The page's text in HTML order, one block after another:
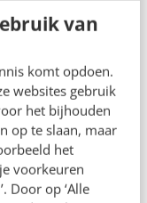
van
komt opdoen.
websites gebruik
het bijhouden
op te slaan, maar
het
voorkeuren
Door op ‘Alle
reclame
laat je
in de lange
in beweging
interactie).